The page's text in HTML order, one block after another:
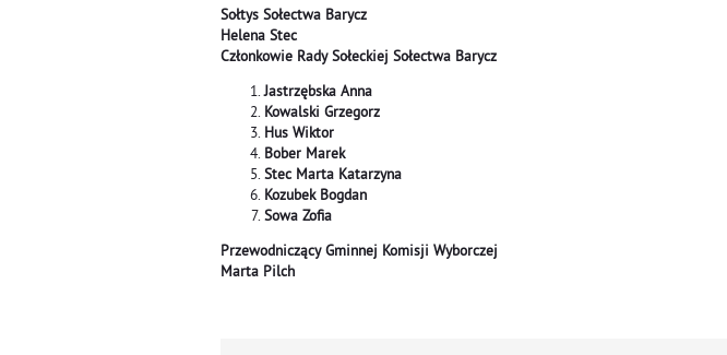
Sołtys Sołectwa Barycz
Helena Stec
Członkowie Rady Sołeckiej Sołectwa Barycz
Jastrzębska Anna
Kowalski Grzegorz
Hus Wiktor
Bober Marek
Stec Marta Katarzyna
Kozubek Bogdan
Sowa Zofia
Przewodniczący Gminnej Komisji Wyborczej
Marta Pilch